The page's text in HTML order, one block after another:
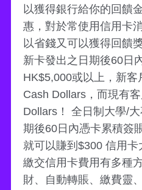
以獲得銀行給你的回饋
惠，對於常使用信用卡
以省錢又可以獲得回饋
新卡發出之日期後60日
HK$5,000或以上，新
Cash Dollars，而現有
Dollars！ 全日制大學/
期後60日內憑卡累積簽
就可以賺到$300 信用卡
繳交信用卡費用有多種
財、自動轉賬、繳費靈